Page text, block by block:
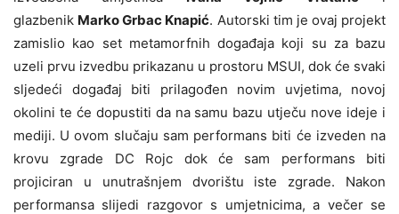
glazbenik Marko Grbac Knapić. Autorski tim je ovaj projekt
zamislio kao set metamorfnih događaja koji su za bazu
uzeli prvu izvedbu prikazanu u prostoru MSUI, dok će svaki
sljedeći događaj biti prilagođen novim uvjetima, novoj
okolini te će dopustiti da na samu bazu utječu nove ideje i
mediji. U ovom slučaju sam performans biti će izveden na
krovu zgrade DC Rojc dok će sam performans biti
projiciran u unutrašnjem dvorištu iste zgrade. Nakon
performansa slijedi razgovor s umjetnicima, a večer se